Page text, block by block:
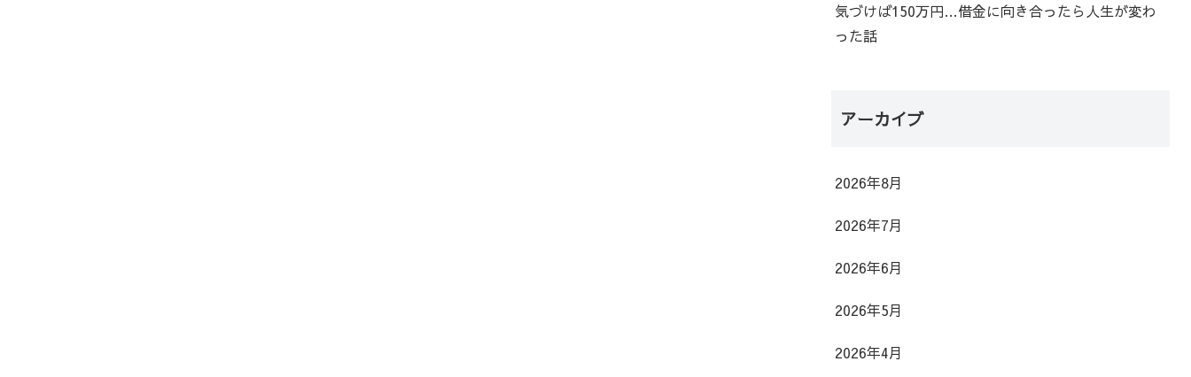
気づけば150万円…借金に向き合ったら人生が変わ
った話
アーカイブ
2026年8月
2026年7月
2026年6月
2026年5月
2026年4月